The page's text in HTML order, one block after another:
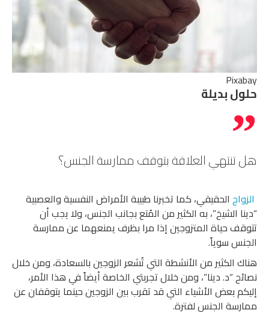
Pixabay
حلول بديلة
هل تنتهي العلاقة بتوقف ممارسة الجنس؟
الزواج الحقيقي، كما تخبرنا طبيبة الأمراض النفسية والعصبية
“دينا الشيخ”، به الكثير من المُتع بجانب الجنس، ولا يجب أن
تتوقف حياة المتزوجين إذا مرا بظرف يمنعهما عن ممارسة
الجنس سوياً.
هناك الكثير من الأنشطة التي تُشعر الزوجين بالسعادة، ومن خلال
نصائح “د. دينا”، ومن خلال تجربتي الخاصة أيضاً في هذا الأمر،
إليكم بعض الأشياء التي قد تقرب بين الزوجين حينما يتوقفان عن
ممارسة الجنس لفترة.